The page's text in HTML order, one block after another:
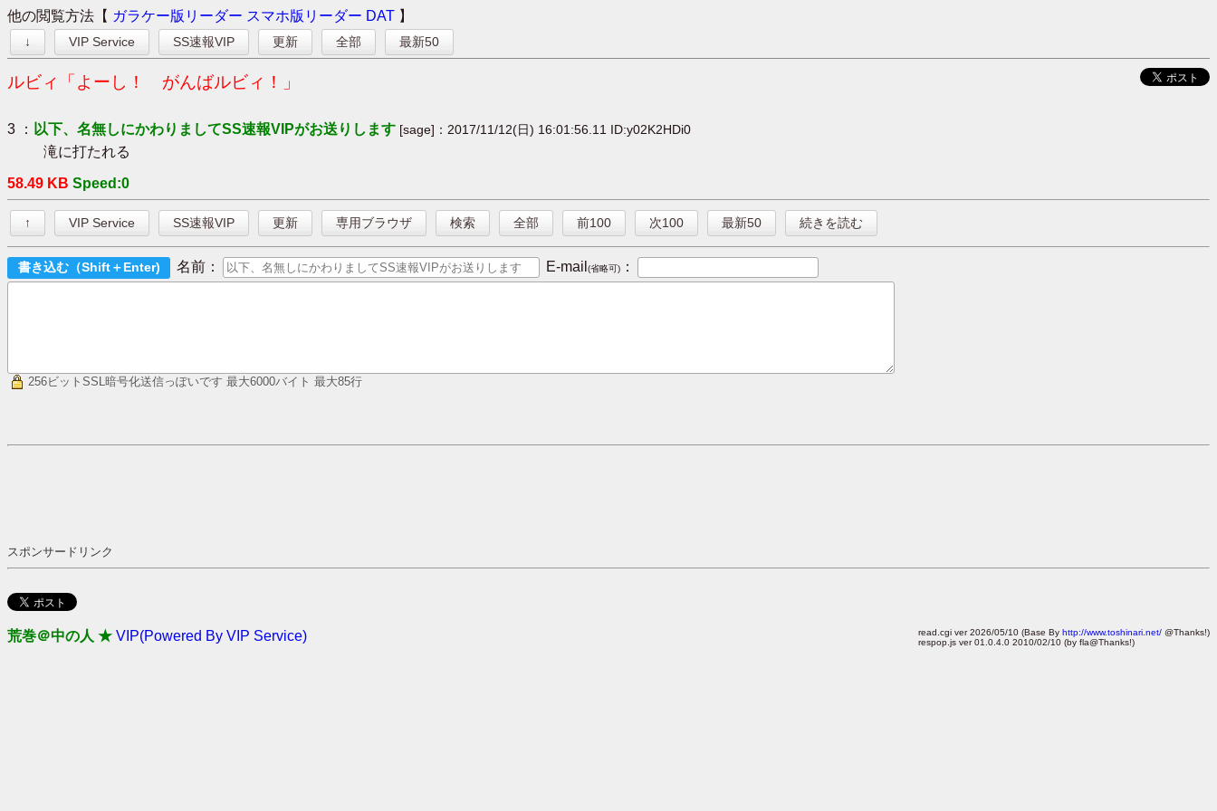
他の閲覧方法【 ガラケー版リーダー スマホ版リーダー DAT 】
↓ VIP Service SS速報VIP 更新 全部 最新50
ルビィ「よーし！ がんばルビィ！」
3 ： 以下、名無しにかわりましてSS速報VIPがお送りします [sage]：2017/11/12(日) 16:01:56.11 ID:y02K2HDi0
滝に打たれる
58.49 KB Speed:0
↑ VIP Service SS速報VIP 更新 専用ブラウザ 検索 全部 前100 次100 最新50 続きを読む
名前： E-mail (省略可) ：
256ビットSSL暗号化送信っぽいです 最大6000バイト 最大85行
スポンサードリンク
荒巻＠中の人 ★ VIP(Powered By VIP Service) read.cgi ver 2026/05/10 (Base By http://www.toshinari.net/ @Thanks!)
respop.js ver 01.0.4.0 2010/02/10 (by fla@Thanks!)